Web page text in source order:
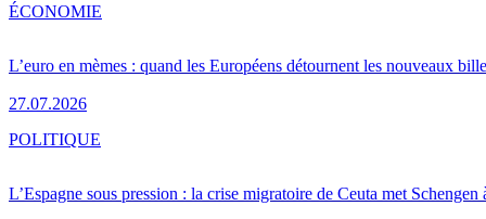
L’euro en mèmes : quand les Européens détournent les nouveaux
27.07.2026
ÉCONOMIE
L’Espagne sous pression : la crise migratoire de Ceuta met Schengen
POLITIQUE